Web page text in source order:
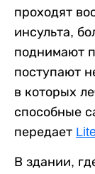
проходят
инсульта,
поднимают
поступают
в которых
способные
передает
В здании,